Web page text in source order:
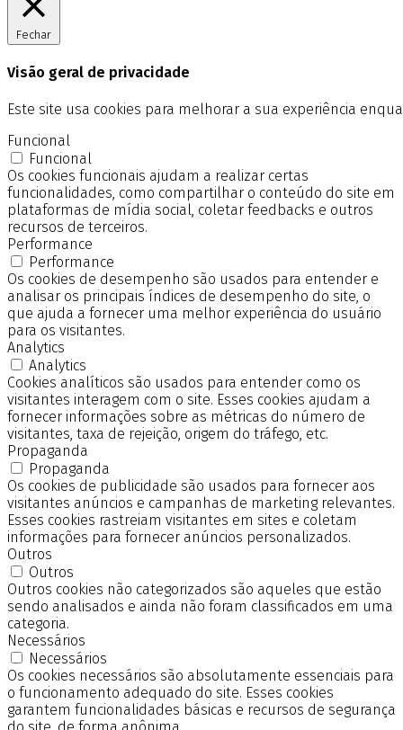
Fechar
Visão geral de privacidade
Este site usa cookies para melhorar a sua experiência
Funcional
Funcional
Os cookies funcionais ajudam a realizar certas
funcionalidades, como compartilhar o conteúdo do site em
plataformas de mídia social, coletar feedbacks e outros
recursos de terceiros.
Performance
Performance
Os cookies de desempenho são usados para entender e
analisar os principais índices de desempenho do site, o
que ajuda a fornecer uma melhor experiência do usuário
para os visitantes.
Analytics
Analytics
Cookies analíticos são usados para entender como os
visitantes interagem com o site. Esses cookies ajudam a
fornecer informações sobre as métricas do número de
visitantes, taxa de rejeição, origem do tráfego, etc.
Propaganda
Propaganda
Os cookies de publicidade são usados para fornecer aos
visitantes anúncios e campanhas de marketing relevantes.
Esses cookies rastreiam visitantes em sites e coletam
informações para fornecer anúncios personalizados.
Outros
Outros
Outros cookies não categorizados são aqueles que estão
sendo analisados e ainda não foram classificados em uma
categoria.
Necessários
Necessários
Os cookies necessários são absolutamente essenciais para
o funcionamento adequado do site. Esses cookies
garantem funcionalidades básicas e recursos de segurança
do site, de forma anônima.